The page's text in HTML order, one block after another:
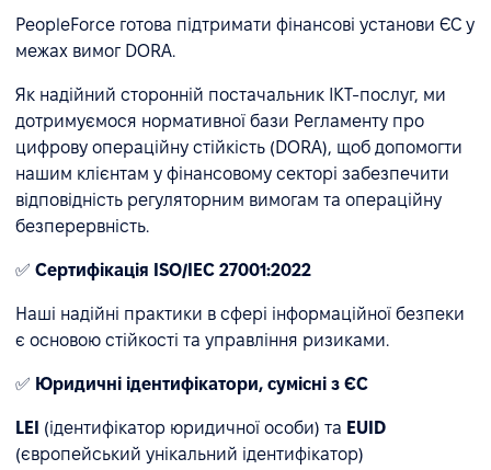
PeopleForce готова підтримати фінансові установи ЄС у
межах вимог DORA.
Як надійний сторонній постачальник ІКТ-послуг, ми
дотримуємося нормативної бази Регламенту про
цифрову операційну стійкість (DORA), щоб допомогти
нашим клієнтам у фінансовому секторі забезпечити
відповідність регуляторним вимогам та операційну
безперервність.
✅ Сертифікація ISO/IEC 27001:2022
Наші надійні практики в сфері інформаційної безпеки
є основою стійкості та управління ризиками.
✅ Юридичні ідентифікатори, сумісні з ЄС
LEI (ідентифікатор юридичної особи) та EUID
(європейський унікальний ідентифікатор)